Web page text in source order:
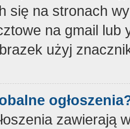
się na stronach
na gmail lub
użyj
zawierają